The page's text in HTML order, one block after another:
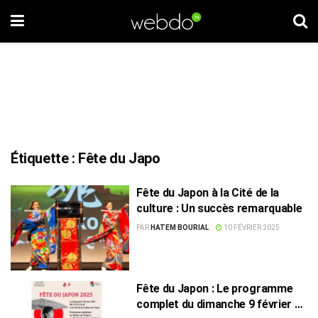
Étiquette : Fête du Japo
Fête du Japon à la Cité de la
culture : Un succès remarquable
PAR HATEM BOURIAL 10 FÉVRIER 2025
Fête du Japon : Le programme
complet du dimanche 9 février à